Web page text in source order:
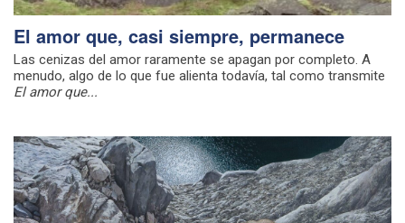
El amor que, casi siempre, permanece
Las cenizas del amor raramente se apagan por completo. A
menudo, algo de lo que fue alienta todavía, tal como transmite
El amor que...